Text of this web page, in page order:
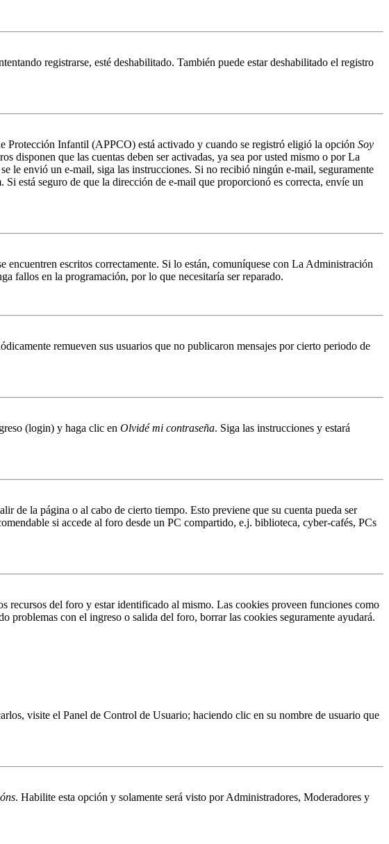
registrarse, esté deshabilitado. También puede estar deshabilitado el registro
Protección Infantil (APPCO) está activado y cuando se registró eligió la opción Soy
disponen que las cuentas deben ser activadas, ya sea por usted mismo o por La
le envió un e-mail, siga las instrucciones. Si no recibió ningún e-mail, seguramente
está seguro de que la dirección de e-mail que proporcionó es correcta, envíe un
encuentren escritos correctamente. Si lo están, comuníquese con La Administración
fallos en la programación, por lo que necesitaría ser reparado.
remueven sus usuarios que no publicaron mensajes por cierto periodo de
(login) y haga clic en Olvidé mi contraseña. Siga las instrucciones y estará
de la página o al cabo de cierto tiempo. Esto previene que su cuenta pueda ser
si accede al foro desde un PC compartido, e.j. biblioteca, cyber-cafés, PCs
recursos del foro y estar identificado al mismo. Las cookies proveen funciones como
con el ingreso o salida del foro, borrar las cookies seguramente ayudará.
visite el Panel de Control de Usuario; haciendo clic en su nombre de usuario que
. Habilite esta opción y solamente será visto por Administradores, Moderadores y